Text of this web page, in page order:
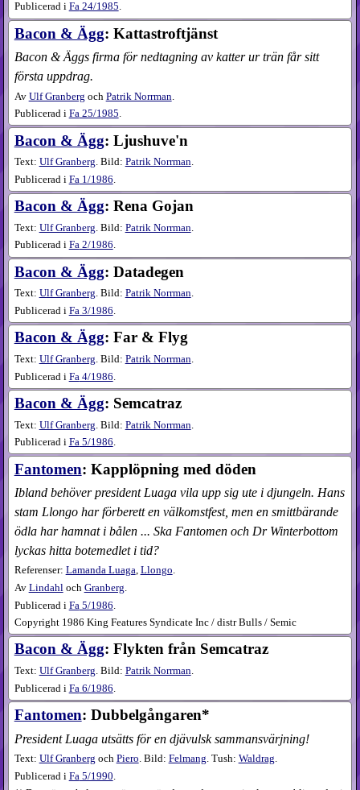
Publicerad i Fa24​/1985.
Bacon & Ägg: Kattastroftjänst
Bacon & Äggs firma för nedtagning av katter ur trän får sitt
första uppdrag.
Av Ulf Granberg och Patrik Norrman
Publicerad i Fa25​/1985.
Bacon & Ägg: Ljushuve'n
Text: Ulf Granberg. Bild: Patrik Norrman.
Publicerad i Fa 1​/1986
Bacon & Ägg: Rena Gojan
Text: Ulf Granberg. Bild: Patrik Norrman.
Publicerad i Fa2​/1986.
Bacon & Ägg: Datadegen
Text: Ulf Granberg. Bild: Patrik Norrman.
Publicerad i Fa3​/1986.
Bacon & Ägg: Far & Flyg
Text: Ulf Granberg. Bild: Patrik Norrman.
Publicerad i Fa 4​/1986
Bacon & Ägg: Semcatraz
Text: Ulf Granberg . Bild: Patrik Norrman
Publicerad i Fa5​/1986.
Fantomen: Kapplöpning med döden
Ibland behöver president Luaga vila upp sig ute i djungeln. Hans
stam Llongo har förberett en välkomstfest, men en smittbärande
ödla har hamnat i bålen ... Ska Fantomen och Dr Winterbottom
lyckas hitta botemedlet i tid?
Referenser: Lamanda Luaga, Llongo.
Av Lindahloch Granberg.
Publicerad i Fa 5​/1986
Copyright 1986 King Features Syndicate Inc / distr Bulls / Semic
Bacon & Ägg: Flykten från Semcatraz
Text: Ulf Granberg. Bild: Patrik Norrman.
Publicerad i Fa 6​/1986
Fantomen: Dubbelgångaren*
President Luaga utsätts för en djävulsk sammansvärjning!
Text: Ulf Granberg och Piero. Bild: Felmang. Tush: Waldrag.
Publicerad i Fa 5​/1990